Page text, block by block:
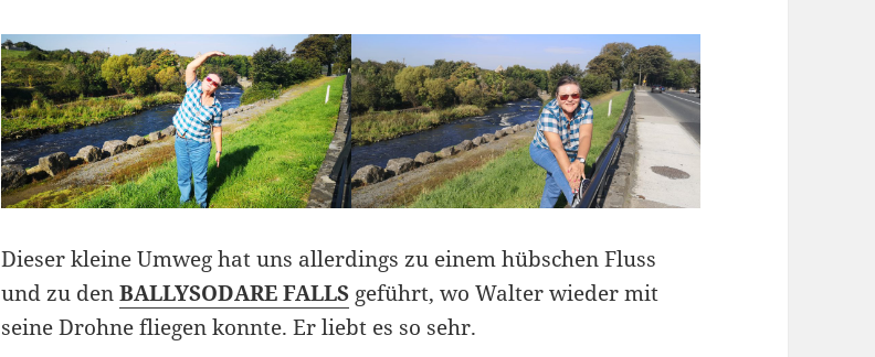
Dieser kleine Umweg hat uns allerdings zu einem hübschen Fluss
und zu denBALLYSODARE FALLS geführt, wo Walter wieder mit
seine Drohne fliegen konnte. Er liebt es so sehr.